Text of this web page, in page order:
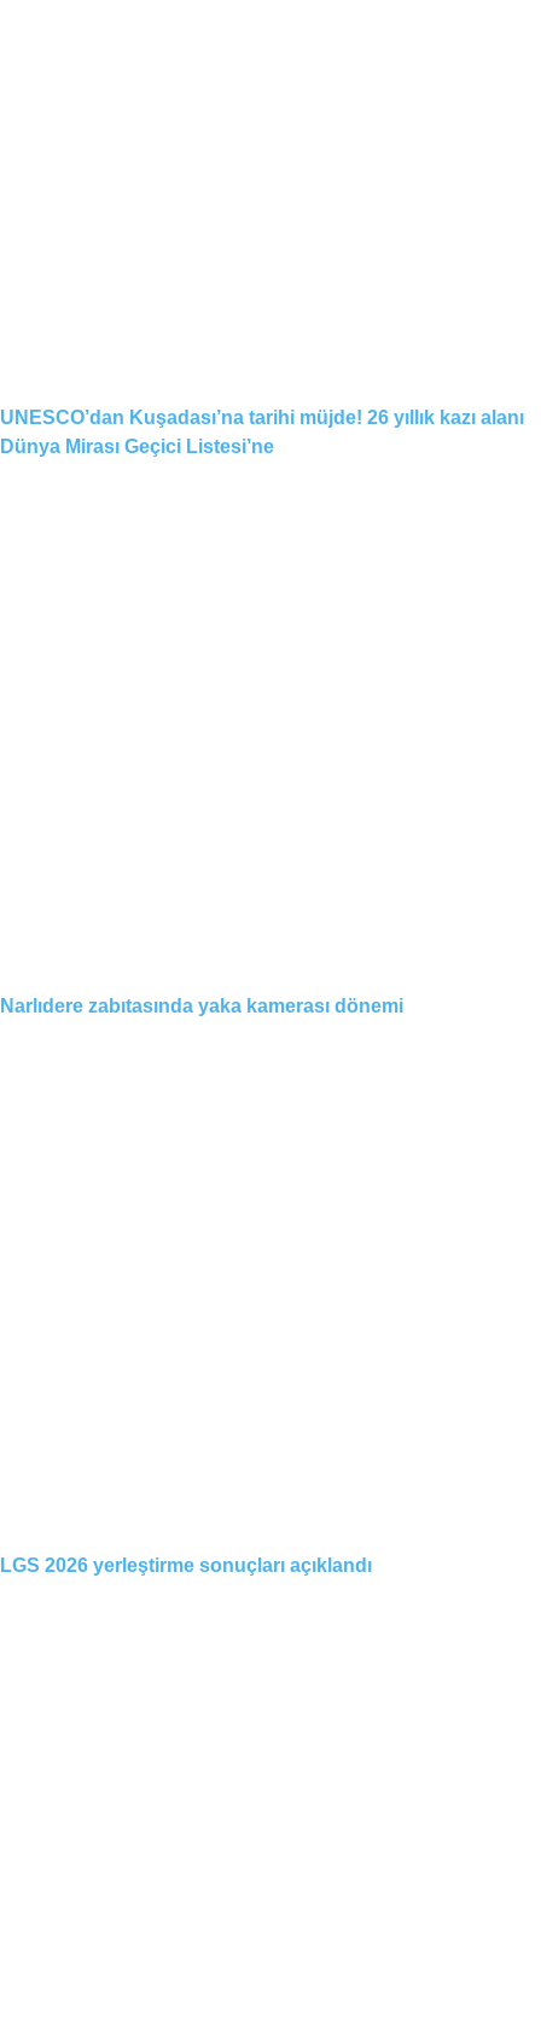
UNESCO’dan Kuşadası’na tarihi müjde! 26 yıllık kazı alanı
Dünya Mirası Geçici Listesi’ne
Narlıdere zabıtasında yaka kamerası dönemi
LGS 2026 yerleştirme sonuçları açıklandı